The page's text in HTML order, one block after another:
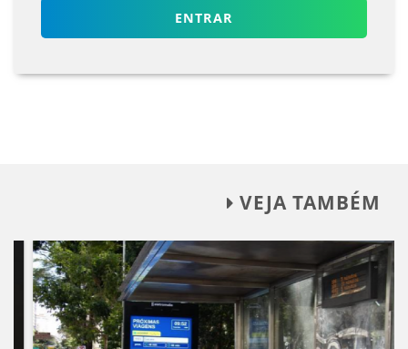
ENTRAR
VEJA TAMBÉM